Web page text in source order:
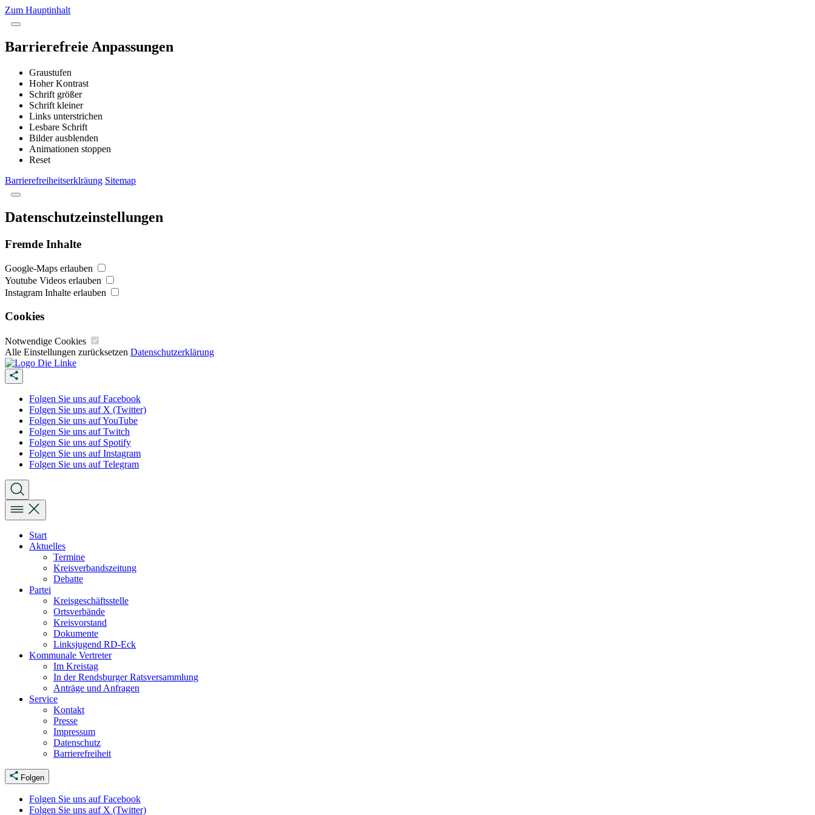
Zum Hauptinhalt
Barrierefreie Anpassungen
Graustufen
Hoher Kontrast
Schrift größer
Schrift kleiner
Links unterstrichen
Lesbare Schrift
Bilder ausblenden
Animationen stoppen
Reset
Barrierefreiheitserklräung Sitemap
Datenschutzeinstellungen
Fremde Inhalte
Google-Maps erlauben
Youtube Videos erlauben
Instagram Inhalte erlauben
Cookies
Notwendige Cookies
Alle Einstellungen zurücksetzen Datenschutzerklärung
Folgen Sie uns auf Facebook
Folgen Sie uns auf X (Twitter)
Folgen Sie uns auf YouTube
Folgen Sie uns auf Twitch
Folgen Sie uns auf Spotify
Folgen Sie uns auf Instagram
Folgen Sie uns auf Telegram
Start
Aktuelles
Termine
Kreisverbandszeitung
Debatte
Partei
Kreisgeschäftsstelle
Ortsverbände
Kreisvorstand
Dokumente
Linksjugend RD-Eck
Kommunale Vertreter
Im Kreistag
In der Rendsburger Ratsversammlung
Anträge und Anfragen
Service
Kontakt
Presse
Impressum
Datenschutz
Barrierefreiheit
Folgen
Folgen Sie uns auf Facebook
Folgen Sie uns auf X (Twitter)